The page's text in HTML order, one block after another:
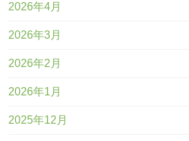
2026年4月
2026年3月
2026年2月
2026年1月
2025年12月